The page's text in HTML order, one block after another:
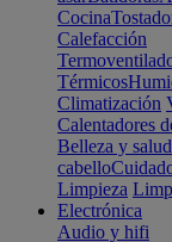
Cocina
Calefacción
Térmicos
Climatización
Calentadores
Belleza y salud
cabello
Limpieza
Electrónica
Audio y hifi